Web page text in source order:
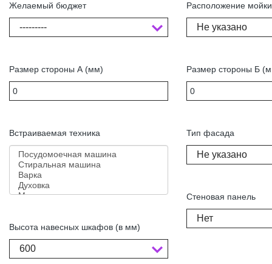
Желаемый бюджет
---------
Размер стороны А (мм)
Встраиваемая техника
Высота навесных шкафов (в мм)
600
Расположение мойки
Не указано
Размер стороны Б
Тип фасада
Не указано
Стеновая панель
Нет